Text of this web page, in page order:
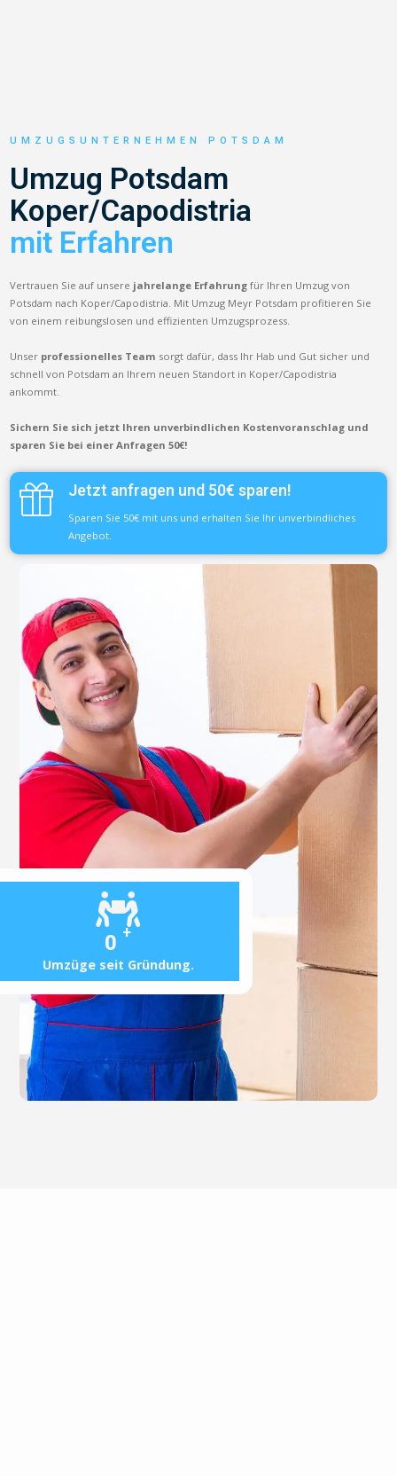
0 +
Umzüge seit Gründung.
UMZUGSUNTERNEHMEN POTSDAM
Umzug Potsdam
Koper/Capodistria
mit Erfahren
Vertrauen Sie auf unsere jahrelange Erfahrung für Ihren Umzug von
Potsdam nach Koper/Capodistria. Mit Umzug Meyr Potsdam profitieren Sie
von einem reibungslosen und effizienten Umzugsprozess.
Unser professionelles Team sorgt dafür, dass Ihr Hab und Gut sicher und
schnell von Potsdam an Ihrem neuen Standort in Koper/Capodistria
ankommt.
Sichern Sie sich jetzt Ihren unverbindlichen Kostenvoranschlag und
sparen Sie bei einer Anfragen 50€!
Jetzt anfragen und 50€ sparen!
Sparen Sie 50€ mit uns und erhalten Sie Ihr unverbindliches
Angebot.